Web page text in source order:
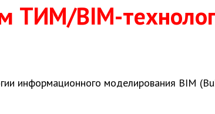
ТИМ/BIM-
информационного моделирования BIM